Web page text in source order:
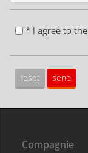
* I agree to the
Compagnie